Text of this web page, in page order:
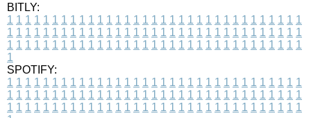
BITLY:
1 1 1 1 1 1 1 1 1 1 1 1 1 1 1 1 1 1 1 1 1 1 1 1 1 1 1 1 1 1 1 1 1
1 1 1 1 1 1 1 1 1 1 1 1 1 1 1 1 1 1 1 1 1 1 1 1 1 1 1 1 1 1 1 1 1
1 1 1 1 1 1 1 1 1 1 1 1 1 1 1 1 1 1 1 1 1 1 1 1 1 1 1 1 1 1 1 1 1
1
SPOTIFY:
1 1 1 1 1 1 1 1 1 1 1 1 1 1 1 1 1 1 1 1 1 1 1 1 1 1 1 1 1 1 1 1 1
1 1 1 1 1 1 1 1 1 1 1 1 1 1 1 1 1 1 1 1 1 1 1 1 1 1 1 1 1 1 1 1 1
1 1 1 1 1 1 1 1 1 1 1 1 1 1 1 1 1 1 1 1 1 1 1 1 1 1 1 1 1 1 1 1 1